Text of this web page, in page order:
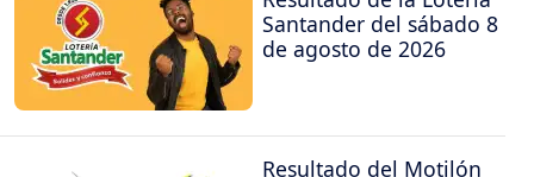
Santander del sábado 8
de agosto de 2026
Resultado del Motilón